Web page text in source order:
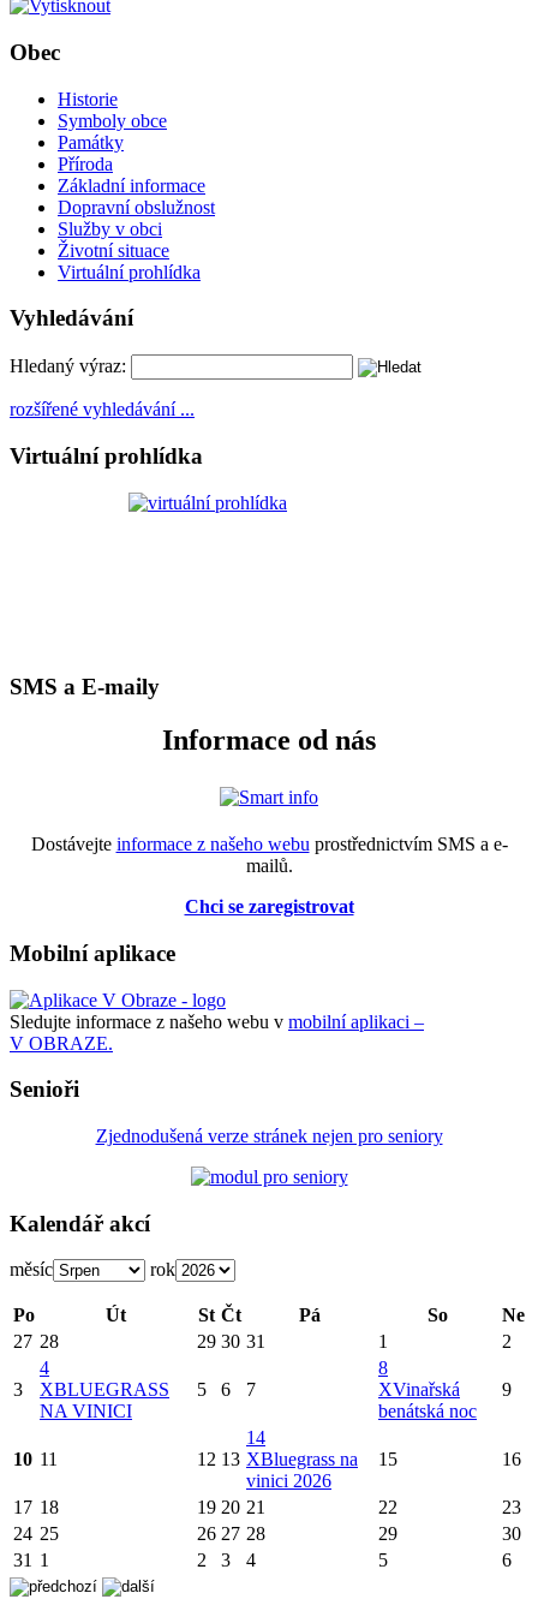
Obec
Historie
Symboly obce
Památky
Příroda
Základní informace
Dopravní obslužnost
Služby v obci
Životní situace
Virtuální prohlídka
Vyhledávání
Hledaný výraz:
rozšířené vyhledávání ...
Virtuální prohlídka
SMS a E-maily
Informace od nás
Dostávejte informace z našeho webu prostřednictvím SMS a e-
mailů.
Chci se zaregistrovat
Mobilní aplikace
Sledujte informace z našeho webu v mobilní aplikaci –
V OBRAZE.
Senioři
Zjednodušená verze stránek nejen pro seniory
Kalendář akcí
měsíc rok
Po Út St Čt Pá So
Ne
27 28 29 30 31 1 2
3
4
XBLUEGRASS
NA VINICI
5 6 7
8
XVinařská
benátská noc
9
10 11 12 13
14
XBluegrass na
vinici 2026
15 16
17 18 19 20 21 22
23
24 25 26 27 28 29
30
31 1 2 3 4 5 6